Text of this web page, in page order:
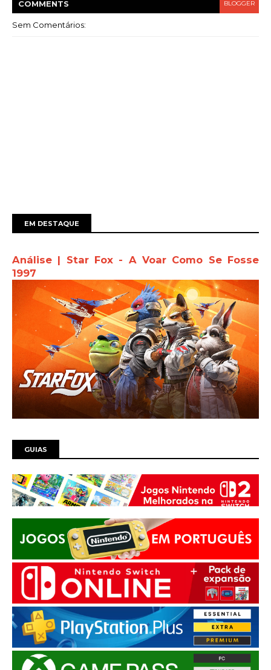
COMMENTS BLOGGER
Sem Comentários:
EM DESTAQUE
Análise | Star Fox - A Voar Como Se Fosse
1997
GUIAS